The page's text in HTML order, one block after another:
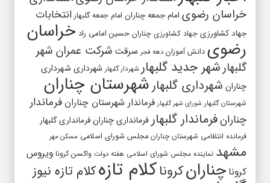
خراسان رضوی امام جمعه چناران امام جمعه گلبهار انتخابات
جهاد کشاورزی جهاد کشاورزی چناران حسین امامی راد خراسان
رضوی دانش آموزان دهه فجر سرقت شرکت عمران شهر
گلبهارشهر جدید گلبهار شهردار گلبهار شهرداری شهرداری
چناران شهرداری گلبهار شهرستان چناران
شهرستان گلبهار شورای شهر گلبهار فرماندار شهرستان چناران فرماندار
چنارانفرماندار گلبهار فرمانداری چنارانفرمانداری گلبهار
فرمانده انتظامی شهرستان چناران مجلس شورای اسلامی مسکن مهر
مشهد نماینده مجلس شورای اسلامی هفته دولت واکسن کرونا ویروس
کرونا چنارانکروناکلام تازهکلام تازه نیوز